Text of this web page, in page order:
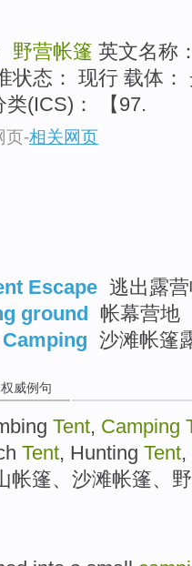
野营帐篷 英文名称
状态： 现行 载体
类(ICS)： 【97.
页-相关网页
Escape 逃出露
ground 帐幕营地
沙滩帐篷
权威例句
Tent, Camping
Tent, Hunting Tent
帐篷、 沙滩帐篷、